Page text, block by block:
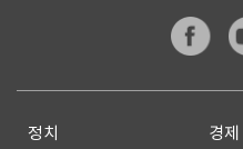
정치 경제